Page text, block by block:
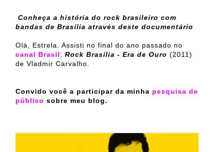
Conheça a história do rock brasileiro com
bandas de Brasília através deste documentário
Olá, Estrela. Assisti no final do ano passado no
canal Brasil: Rock Brasília - Era de Ouro (2011)
de Vladmir Carvalho.
Convido você a participar da minha pesquisa de
público sobre meu blog.